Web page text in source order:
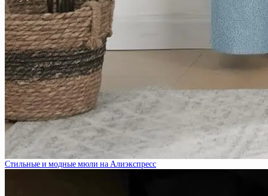
Стильные и модные мюли на Алиэкспресс